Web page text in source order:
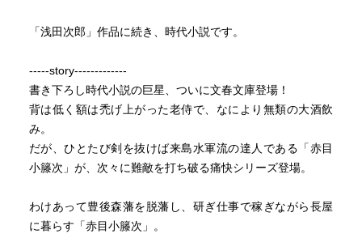
「浅田次郎」作品に続き、時代小説です。
-----story-------------
書き下ろし時代小説の巨星、ついに文春文庫登場！
背は低く額は禿げ上がった老侍で、なにより無類の大酒飲
み。
だが、ひとたび剣を抜けば来島水軍流の達人である「赤目
小籐次」が、次々に難敵を打ち破る痛快シリーズ登場。
わけあって豊後森藩を脱藩し、研ぎ仕事で稼ぎながら長屋
に暮らす「赤目小籐次」。